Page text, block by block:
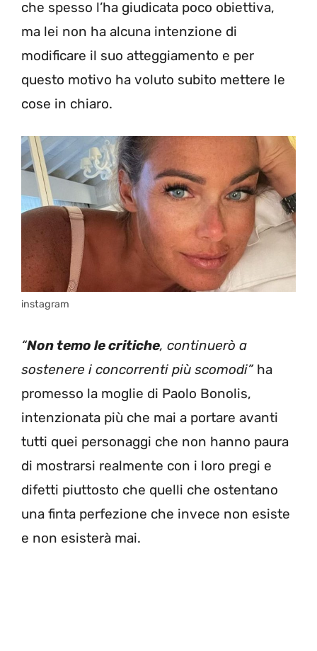
che spesso l’ha giudicata poco obiettiva,
ma lei non ha alcuna intenzione di
modificare il suo atteggiamento e per
questo motivo ha voluto subito mettere le
cose in chiaro.
instagram
“Non temo le critiche, continuerò a
sostenere i concorrenti più scomodi”ha
promesso la moglie di Paolo Bonolis,
intenzionata più che mai a portare avanti
tutti quei personaggi che non hanno paura
di mostrarsi realmente con i loro pregi e
difetti piuttosto che quelli che ostentano
una finta perfezione che invece non esiste
e non esisterà mai.